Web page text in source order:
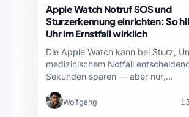
Apple Watch Notruf SOS und
Sturzerkennung einrichten: So
Uhr im Ernstfall wirklich
Die Apple Watch kann bei Sturz,
medizinischem Notfall
Sekunden sparen — aber nur,…
Wolfgang